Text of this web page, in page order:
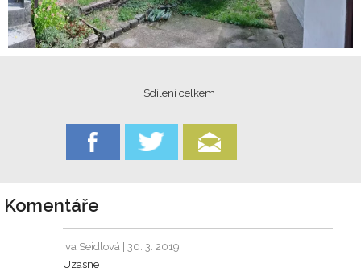
Sdílení celkem
Komentáře
Iva Seidlová| 30. 3. 2019
Uzasne